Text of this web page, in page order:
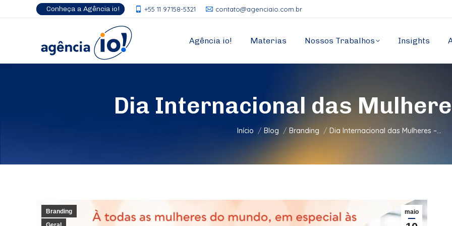
Conheça a Agência io! +55 11 97158-5321 contato@agenciaio.com.br
Agência io! Materias Nossos Trabalhos Insights
Dia Internacional das
Você está aqui:
Início Blog Branding Dia Internacional das Mulheres –…
maio
Branding